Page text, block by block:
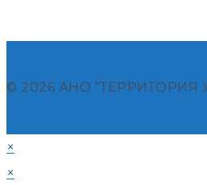
© 2026 АНО "ТЕРРИТОРИЯ
×
×